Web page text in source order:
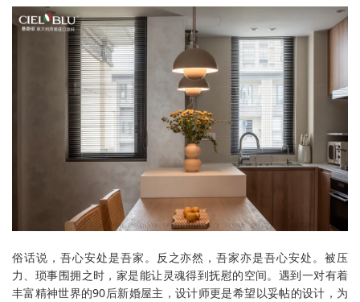
俗话说，吾心安处是吾家。反之亦然，吾家亦是吾心安处。被压
力、琐事围拥之时，家是能让灵魂得到抚慰的空间。遇到一对有着
丰富精神世界的90后新婚屋主，设计师更是希望以妥帖的设计，为